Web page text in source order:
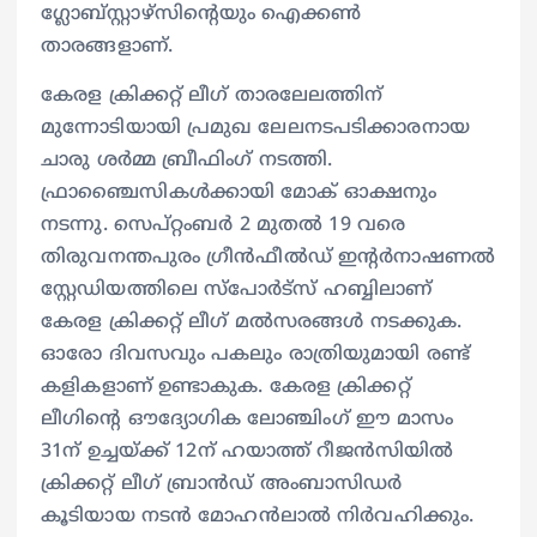
ഗ്ലോബ്സ്റ്റാഴ്‌സിന്‍റെയും ഐക്കൺ
താരങ്ങളാണ്.
കേരള ക്രിക്കറ്റ് ലീഗ് താരലേലത്തിന്
മുന്നോടിയായി പ്രമുഖ ലേലനടപടിക്കാരനായ
ചാരു ശർമ്മ ബ്രീഫിംഗ് നടത്തി.
ഫ്രാഞ്ചൈസികൾക്കായി മോക് ഓക്ഷനും
നടന്നു. സെപ്റ്റംബർ 2 മുതൽ 19 വരെ
തിരുവനന്തപുരം ഗ്രീൻഫീൽഡ് ഇന്‍റർനാഷണൽ
സ്റ്റേഡിയത്തിലെ സ്‌പോർട്‌സ് ഹബ്ബിലാണ്
കേരള ക്രിക്കറ്റ് ലീഗ് മൽസരങ്ങൾ നടക്കുക.
ഓരോ ദിവസവും പകലും രാത്രിയുമായി രണ്ട്
കളികളാണ് ഉണ്ടാകുക. കേരള ക്രിക്കറ്റ്
ലീഗിന്‍റെ ഔദ്യോഗിക ലോഞ്ചിംഗ് ഈ മാസം
31ന് ഉച്ചയ്ക്ക് 12ന് ഹയാത്ത് റീജൻസിയിൽ
ക്രിക്കറ്റ് ലീഗ് ബ്രാൻഡ് അംബാസിഡർ
കൂടിയായ നടൻ മോഹൻലാൽ നിർവഹിക്കും.